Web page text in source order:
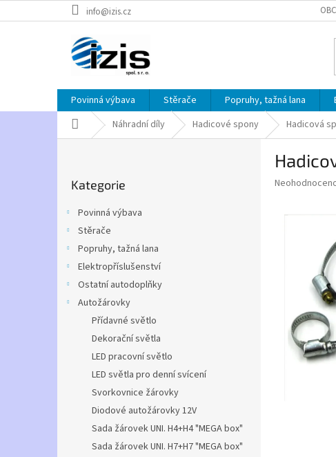
na
info@izis.cz
Povinná výbava Stěrače Popruhy, tažná lana
Domů Náhradní díly Hadicové spony Hadicová
kategorie
Kategorie
Povinná výbava
Stěrače
Popruhy, tažná lana
Elektropříslušenství
Ostatní autodoplňky
Autožárovky
Přídavné světlo
Dekorační světla
LED pracovní světlo
LED světla pro denní svícení
Svorkovnice žárovky
Diodové autožárovky 12V
Sada žárovek UNI. H4+H4 "MEGA box"
Sada žárovek UNI. H7+H7 "MEGA box"
Průměrné
hvězdiček.